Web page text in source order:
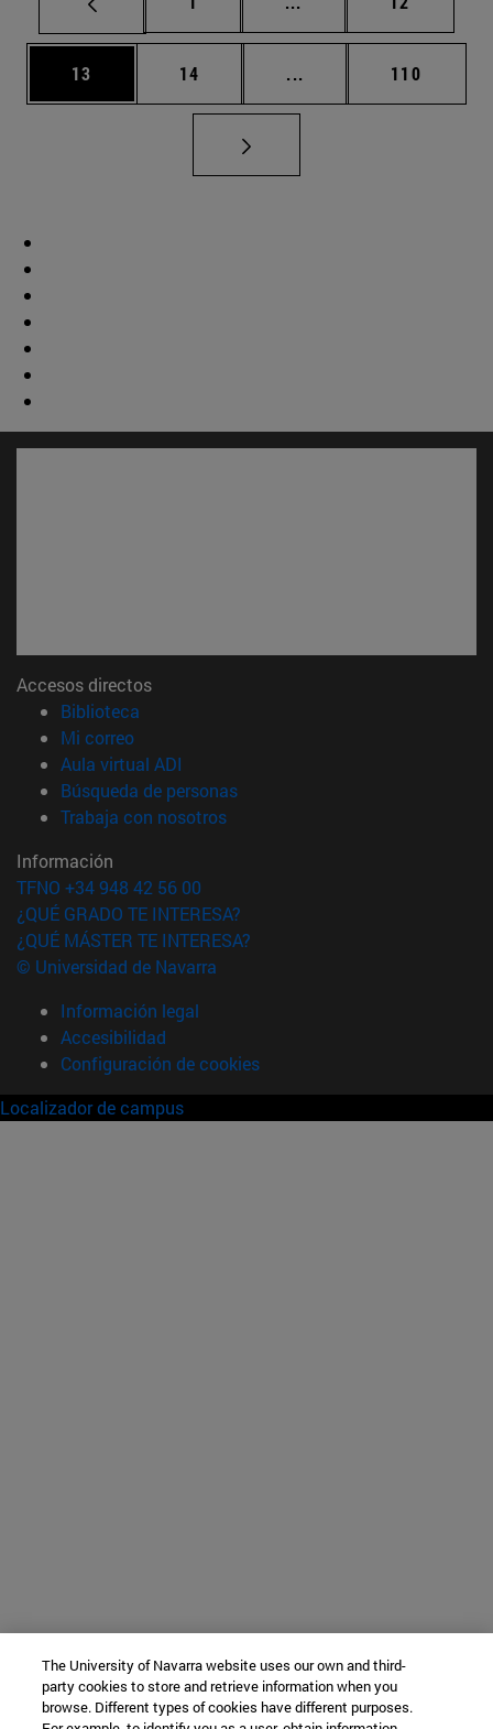
Página
13 Página
14 ... Páginas intermedias
Página
110
Accesos directos
Biblioteca
Mi correo(abre en nueva ventana)
Aula virtual ADI
Búsqueda de personas(abre en nueva ventana)
Trabaja con nosotros(abre en nueva ventana)
Información
TFNO +34 948 42 56 00
¿QUÉ GRADO TE INTERESA?
¿QUÉ MÁSTER TE INTERESA?
© Universidad de Navarra
Información legal
Accesibilidad
Configuración de cookies
Localizador de campus
The University of Navarra website uses our own and third-
party cookies to store and retrieve information when you
browse. Different types of cookies have different purposes.